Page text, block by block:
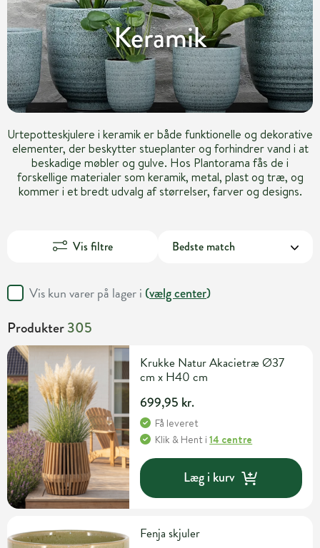
Keramik
Urtepotteskjulere i keramik er både funktionelle og dekorative
elementer, der beskytter stueplanter og forhindrer vand i at
beskadige møbler og gulve. Hos Plantorama fås de i
forskellige materialer som keramik, metal, plast og træ, og
kommer i et bredt udvalg af størrelser, farver og designs.
Vis filtre
Vis kun varer på lager i (vælg center)
Produkter305
Krukke Natur Akacietræ Ø37
cm x H40 cm
699,95 kr.
Få leveret
Klik & Hent i14 centre
Læg i kurv
Fenja skjuler